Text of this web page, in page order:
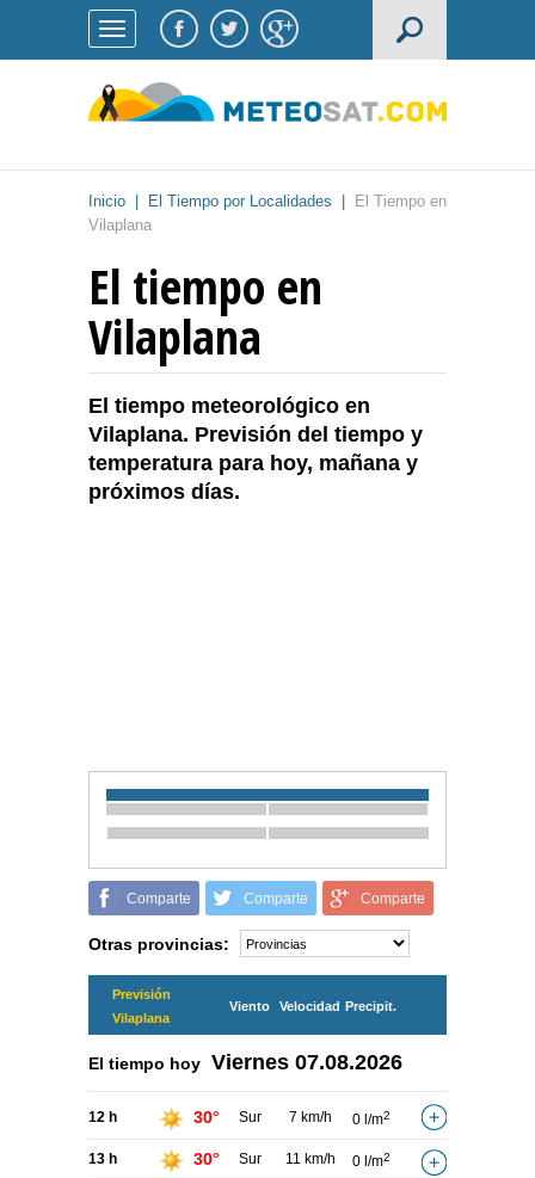
Inicio El Tiempo por Localidades
El Tiempo en
Vilaplana
El tiempo en
Vilaplana
El tiempo meteorológico en
Vilaplana. Previsión del tiempo y
temperatura para hoy, mañana y
próximos días.
Comparte Comparte Comparte
Otras provincias:
Previsión
Vilaplana
Viento Velocidad Precipit.
El tiempo hoy Viernes 07.08.2026
12 h 30° Sur 7 km/h 0 l/m2
13 h 30° Sur 11 km/h 0 l/m2